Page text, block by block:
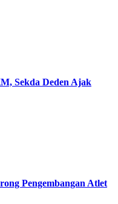
Sekda Deden Ajak
Pengembangan Atlet